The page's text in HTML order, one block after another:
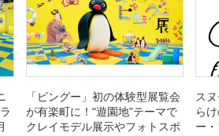
「ピングー」初の体験型展覧会
が有楽町に！“遊園地”テーマで
クレイモデル展示やフォトスポ
ス
ら
ー